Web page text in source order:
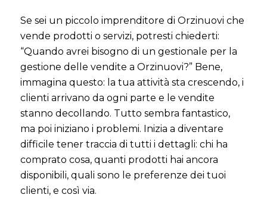
Se sei un piccolo imprenditore di Orzinuovi che
vende prodotti o servizi, potresti chiederti:
“Quando avrei bisogno di un gestionale per la
gestione delle vendite a Orzinuovi?” Bene,
immagina questo: la tua attività sta crescendo, i
clienti arrivano da ogni parte e le vendite
stanno decollando. Tutto sembra fantastico,
ma poi iniziano i problemi. Inizia a diventare
difficile tener traccia di tutti i dettagli: chi ha
comprato cosa, quanti prodotti hai ancora
disponibili, quali sono le preferenze dei tuoi
clienti, e così via.